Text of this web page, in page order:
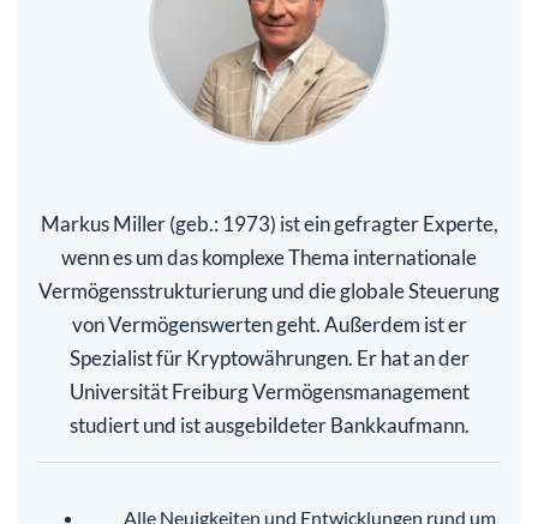
Markus Miller (geb.: 1973) ist ein gefragter Experte,
wenn es um das komplexe Thema internationale
Vermögensstrukturierung und die globale Steuerung
von Vermögenswerten geht. Außerdem ist er
Spezialist für Kryptowährungen. Er hat an der
Universität Freiburg Vermögensmanagement
studiert und ist ausgebildeter Bankkaufmann.
Alle Neuigkeiten und Entwicklungen rund um